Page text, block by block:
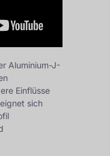
Aluminium-J-
Einflüsse
sich